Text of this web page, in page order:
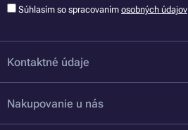
Súhlasím so spracovaním osobných údajov
Kontaktné údaje
Nakupovanie u nás